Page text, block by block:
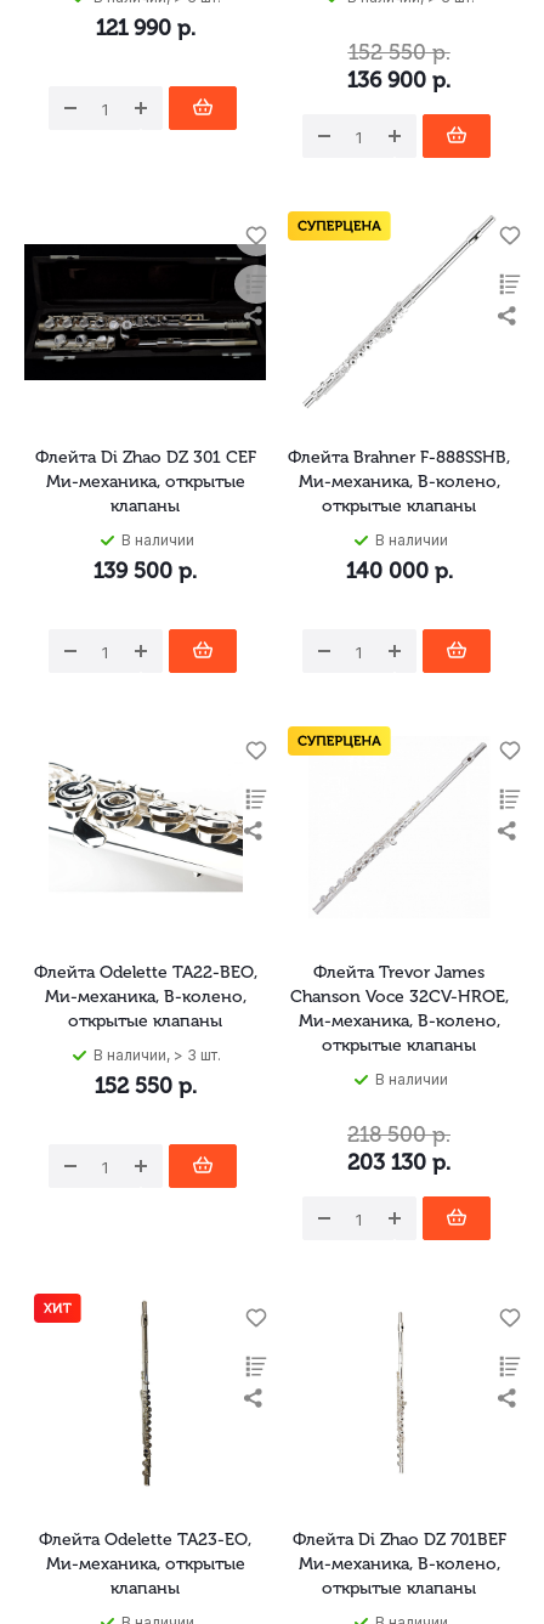
121 990р.
136 900 р.
152 550р.
Флейта Di Zhao DZ 301 CEF
Ми-механика, открытые
клапаны
В наличии
139 500 р.
Флейта Brahner F-888SSHB,
Ми-механика, B-колено,
открытые клапаны
В наличии
140 000р.
Флейта Odelette TA22-BEO,
Ми-механика, B-колено,
открытые клапаны
В наличии, > 3 шт.
152 550р.
Флейта Trevor James
Chanson Voce 32CV-HROE,
Ми-механика, B-колено,
открытые клапаны
В наличии
203 130 р.
218 500р.
Флейта Odelette TA23-EO,
Ми-механика, открытые
клапаны
Флейта Di Zhao DZ 701BEF
Ми-механика, B-колено,
открытые клапаны